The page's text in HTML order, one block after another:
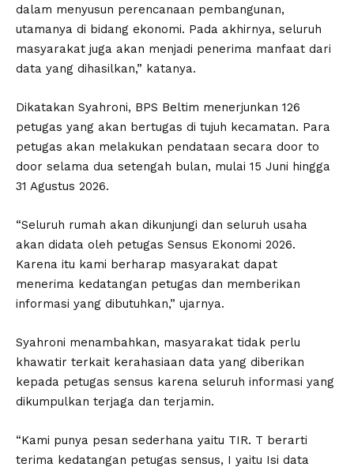
dalam menyusun perencanaan pembangunan,
utamanya di bidang ekonomi. Pada akhirnya, seluruh
masyarakat juga akan menjadi penerima manfaat dari
data yang dihasilkan,” katanya.
Dikatakan Syahroni, BPS Beltim menerjunkan 126
petugas yang akan bertugas di tujuh kecamatan. Para
petugas akan melakukan pendataan secara door to
door selama dua setengah bulan, mulai 15 Juni hingga
31 Agustus 2026.
“Seluruh rumah akan dikunjungi dan seluruh usaha
akan didata oleh petugas Sensus Ekonomi 2026.
Karena itu kami berharap masyarakat dapat
menerima kedatangan petugas dan memberikan
informasi yang dibutuhkan,” ujarnya.
Syahroni menambahkan, masyarakat tidak perlu
khawatir terkait kerahasiaan data yang diberikan
kepada petugas sensus karena seluruh informasi yang
dikumpulkan terjaga dan terjamin.
“Kami punya pesan sederhana yaitu TIR. T berarti
terima kedatangan petugas sensus, I yaitu Isi data